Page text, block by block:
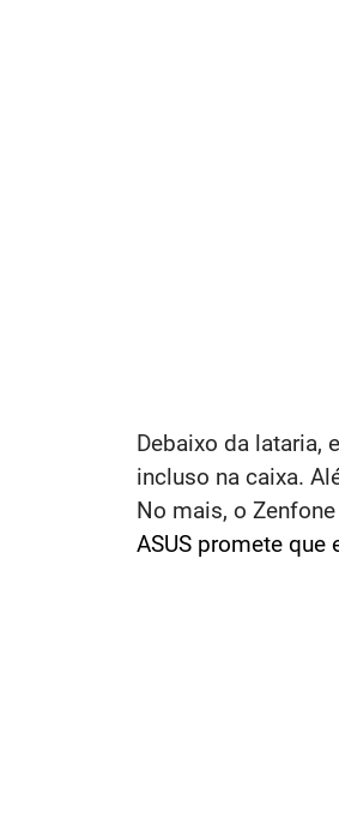
Debaixo da lataria,
incluso na caixa.
No mais, o
ASUS promete que